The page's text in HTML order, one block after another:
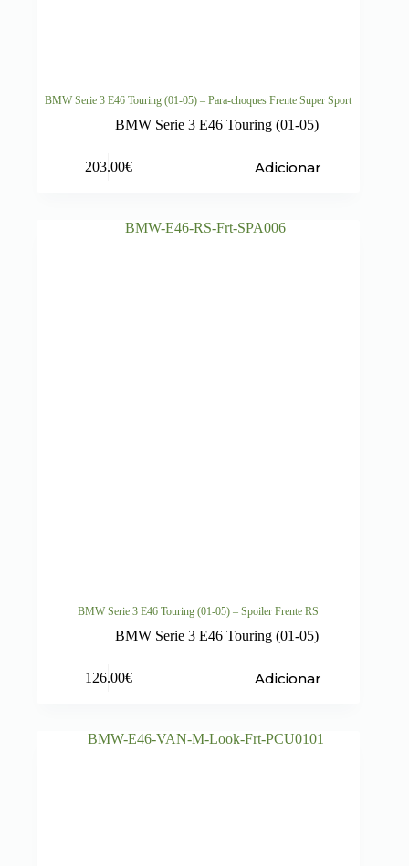
BMW Serie 3 E46 Touring (01-05) – Para-choques Frente Super Sport
BMW Serie 3 E46 Touring (01-05)
203.00€ Adicionar
BMW Serie 3 E46 Touring (01-05) – Spoiler Frente RS
BMW Serie 3 E46 Touring (01-05)
126.00€ Adicionar